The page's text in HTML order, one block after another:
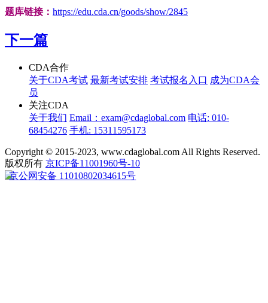
题库链接： https://edu.cda.cn/goods/show/2845
下一篇
CDA合作
关于CDA考试 最新考试安排 考试报名入口 成为CDA会
员
关注CDA
关于我们 Email：exam@cdaglobal.com 电话: 010-
68454276 手机: 15311595173
Copyright © 2015-2023, www.cdaglobal.com All Rights Reserved.
版权所有 京ICP备11001960号-10
京公网安备 11010802034615号